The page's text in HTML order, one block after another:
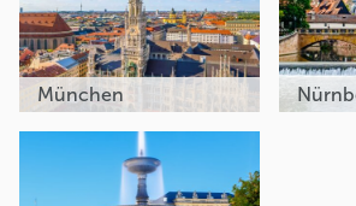
München